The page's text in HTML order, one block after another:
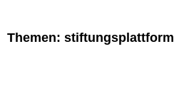
Themen: stiftungsplattform